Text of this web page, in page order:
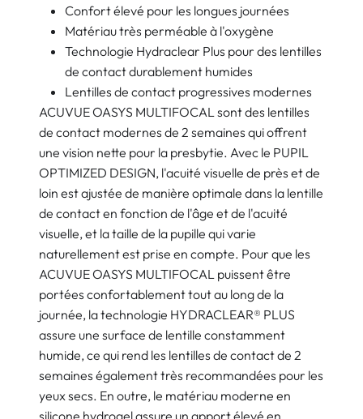
Confort élevé pour les longues journées
Matériau très perméable à l'oxygène
Technologie Hydraclear Plus pour des lentilles
de contact durablement humides
Lentilles de contact progressives modernes
ACUVUE OASYS MULTIFOCAL sont des lentilles
de contact modernes de 2 semaines qui offrent
une vision nette pour la presbytie. Avec le PUPIL
OPTIMIZED DESIGN, l'acuité visuelle de près et de
loin est ajustée de manière optimale dans la lentille
de contact en fonction de l'âge et de l'acuité
visuelle, et la taille de la pupille qui varie
naturellement est prise en compte. Pour que les
ACUVUE OASYS MULTIFOCAL puissent être
portées confortablement tout au long de la
journée, la technologie HYDRACLEAR® PLUS
assure une surface de lentille constamment
humide, ce qui rend les lentilles de contact de 2
semaines également très recommandées pour les
yeux secs. En outre, le matériau moderne en
silicone hydrogel assure un apport élevé en